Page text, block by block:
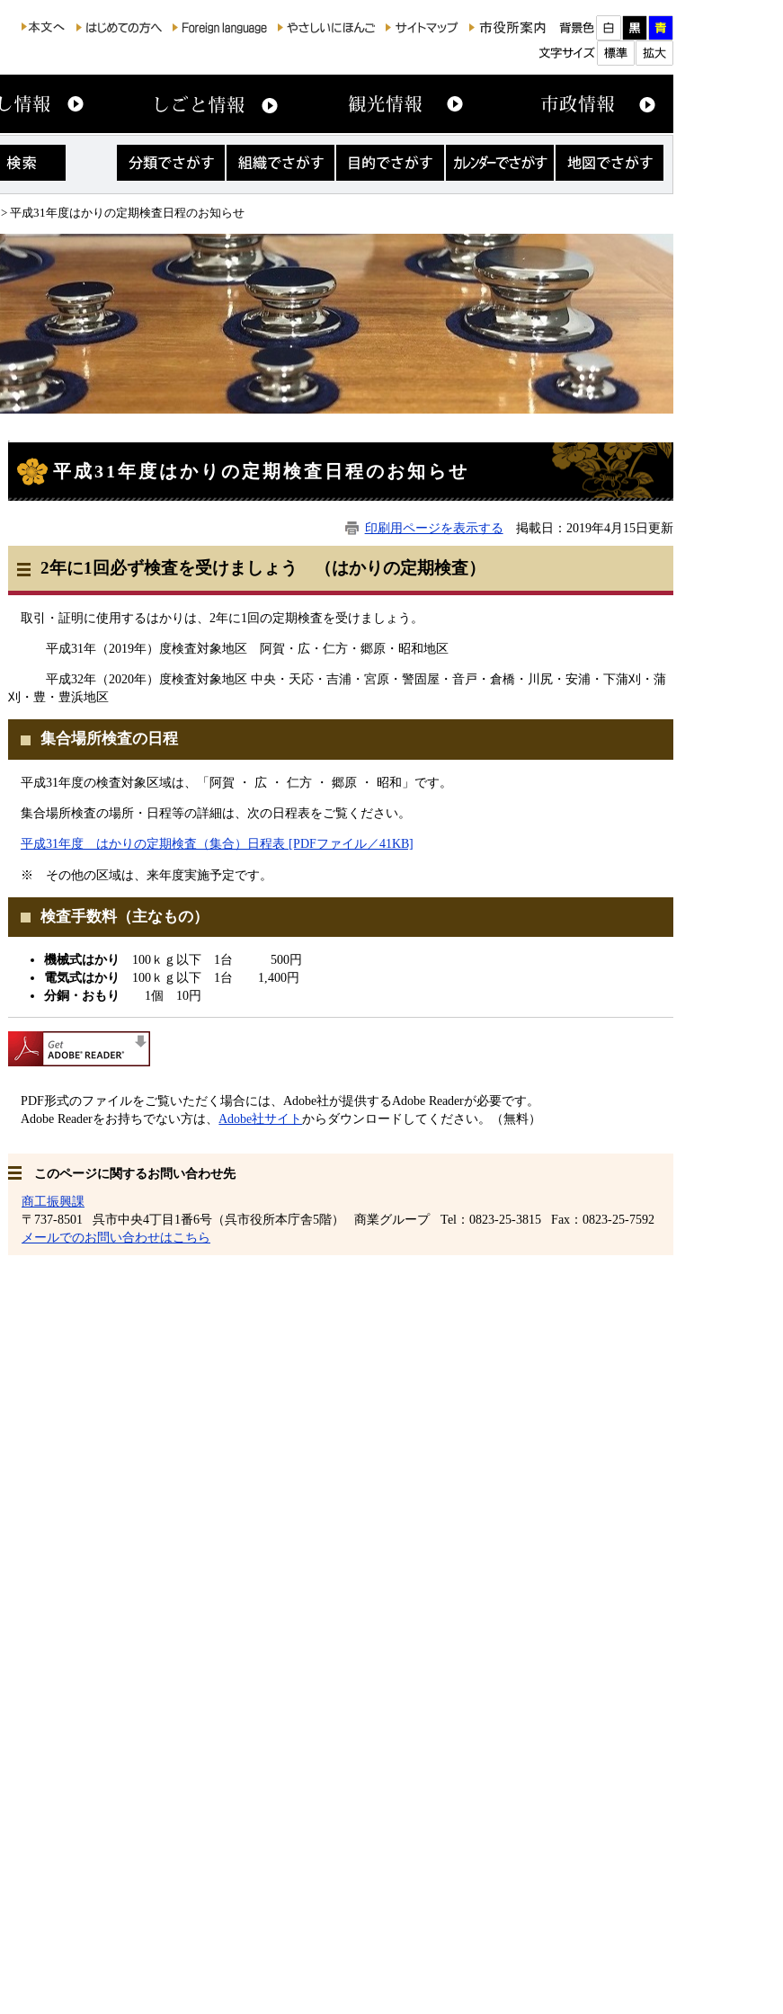
さ
が
す
織
が
す
す
レ
で
さ
が
す
図
す
> 平成31年度はかりの定期検査日程のお知らせ
文
平成31年度はかりの定期検査日程のお知らせ
印刷用ページを表示する 掲載日：2019年4月15日更新
2年に1回必ず検査を受けましょう （はかりの定期検査）
取引・証明に使用するはかりは、2年に1回の定期検査を受けましょう。
平成31年（2019年）度検査対象地区 阿賀・広・仁方・郷原・昭和地区
平成32年（2020年）度検査対象地区 中央・天応・吉浦・宮原・警固屋・音戸・倉橋・川尻・安浦・下蒲刈・蒲
刈・豊・豊浜地区
集合場所検査の日程
平成31年度の検査対象区域は、「阿賀 ・ 広 ・ 仁方 ・ 郷原 ・ 昭和」です。
集合場所検査の場所・日程等の詳細は、次の日程表をご覧ください。
平成31年度 はかりの定期検査（集合）日程表 [PDFファイル／41KB]
※ その他の区域は、来年度実施予定です。
検査手数料（主なもの）
機械式はかり
100ｋｇ以下 1台 500円
電気式はかり
100ｋｇ以下 1台 1,400円
分銅・おもり 1個 10円
PDF形式のファイルをご覧いただく場合には、Adobe社が提供するAdobe Readerが必要です。
Adobe Readerをお持ちでない方は、Adobe社サイトからダウンロードしてください。（無料）
このページに関するお問い合わせ先
商工振興課
〒737-8501
呉市中央4丁目1番6号（呉市役所本庁舎5階） 商業グループ Tel：0823-25-3815
Fax：0823-25-7592
メールでのお問い合わせはこちら